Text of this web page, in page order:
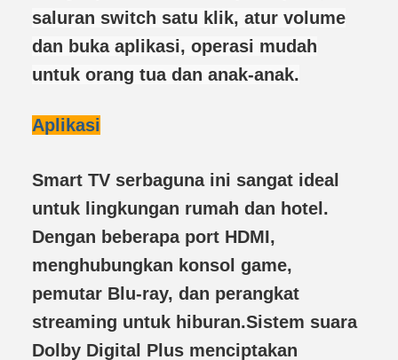
saluran switch satu klik, atur volume
dan buka aplikasi, operasi mudah
untuk orang tua dan anak-anak.
Aplikasi
Smart TV serbaguna ini sangat ideal
untuk lingkungan rumah dan hotel.
Dengan beberapa port HDMI,
menghubungkan konsol game,
pemutar Blu-ray, dan perangkat
streaming untuk hiburan.Sistem suara
Dolby Digital Plus menciptakan